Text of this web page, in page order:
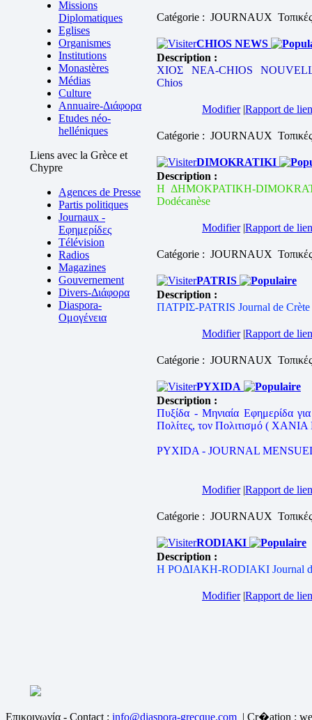
Missions
Diplomatiques
Eglises
Organismes
Institutions
Monastères
Médias
Culture
Annuaire-Διάφορα
Etudes néo-
helléniques
Liens avec la Grèce et
Chypre
Agences de Presse
Partis politiques
Journaux -
Εφημερίδες
Télévision
Radios
Magazines
Gouvernement
Divers-Διάφορα
Diaspora-
Ομογένεια
Catégorie : JOURNAUX
CHIOS NEWS
Description :
ΧΙΟΣ ΝΕΑ-CHIOS
Chios
Modifier|Rapport de
Catégorie : JOURNAUX
DIMOKRATIKI
Description :
Η ΔΗΜΟΚΡΑΤΙΚΗ-
Dodécanèse
Modifier|Rapport de
Catégorie : JOURNAUX
PATRIS
Description :
ΠΑΤΡΙΣ-PATRIS Journal de Crète
Modifier|Rapport de
Catégorie : JOURNAUX
PYXIDA
Description :
Πυξίδα - Μηνιαία Εφημερίδα
Πολίτες, τον Πολιτισμό (
PYXIDA - JOURNAL
Modifier|Rapport de
Catégorie : JOURNAUX
RODIAKI
Description :
Η ΡΟΔΙΑΚΗ-RODIAKI Journal
Modifier|Rapport de
Επικοινωνία - Contact : info@diaspora-grecque.com | Cr�ation :